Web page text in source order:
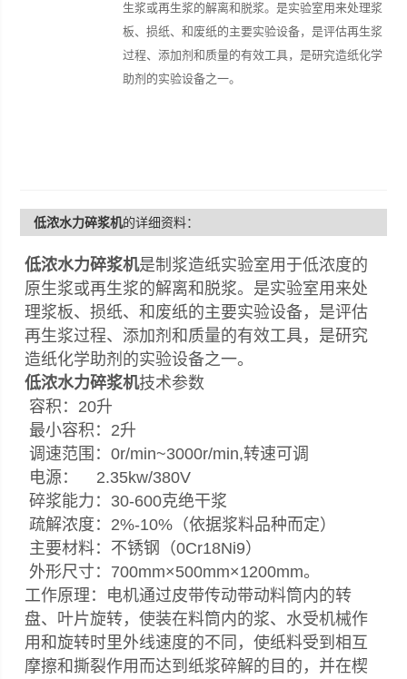
生浆或再生浆的解离和脱浆。是实验室用来处理浆
板、损纸、和废纸的主要实验设备，是评估再生浆
过程、添加剂和质量的有效工具，是研究造纸化学
助剂的实验设备之一。
低浓水力碎浆机的详细资料：
低浓水力碎浆机是制浆造纸实验室用于低浓度的
原生浆或再生浆的解离和脱浆。是实验室用来处
理浆板、损纸、和废纸的主要实验设备，是评估
再生浆过程、添加剂和质量的有效工具，是研究
造纸化学助剂的实验设备之一。
低浓水力碎浆机技术参数
容积：20升
最小容积：2升
调速范围：0r/min~3000r/min,转速可调
电源： 2.35kw/380V
碎浆能力：30-600克绝干浆
疏解浓度：2%-10%（依据浆料品种而定）
主要材料：不锈钢（0Cr18Ni9）
外形尺寸：700mm×500mm×1200mm。
工作原理：电机通过皮带传动带动料筒内的转
盘、叶片旋转，使装在料筒内的浆、水受机械作
用和旋转时里外线速度的不同，使纸料受到相互
摩擦和撕裂作用而达到纸浆碎解的目的，并在楔